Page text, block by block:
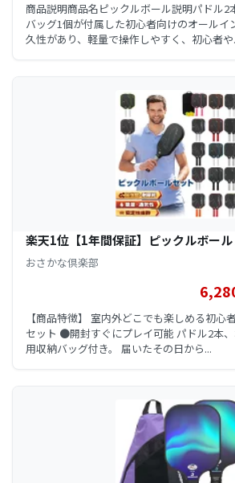
商品説明商品名ピックルボール説明パドル2
バッグ1個が付属した初心者向けのオールイ
久性があり、軽量で操作しやすく、初心者や
楽天1位【1年間保証】ピックルボール
おさかな倶楽部
【商品特徴】 室内外どこでも楽しめる初心
セット ●開封すぐにプレイ可能 パドル2本
用収納バッグ付き。 届いたその日から...